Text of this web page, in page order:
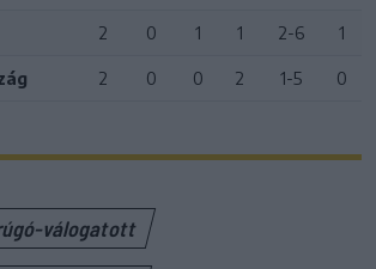
2 0 1 1 2-6 1
2 0 0 2 1-5 0
válogatott